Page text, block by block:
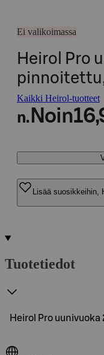
Ei valikoimassa
Heirol Pro
pinnoitettu,
Kaikki Heirol-tuotteet
n. Noin
Lisää suosikkeihin,
Tuotetiedot
Heirol Pro